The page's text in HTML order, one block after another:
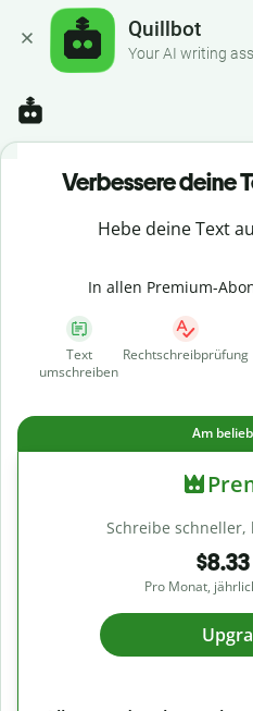
Quillbot
Your AI writing
Verbessere deine
Hebe deine Text
In allen Premium-
Text
umschreiben
Rechtschreibprüfung
Am
Schreibe
$8.33
Pro Monat,